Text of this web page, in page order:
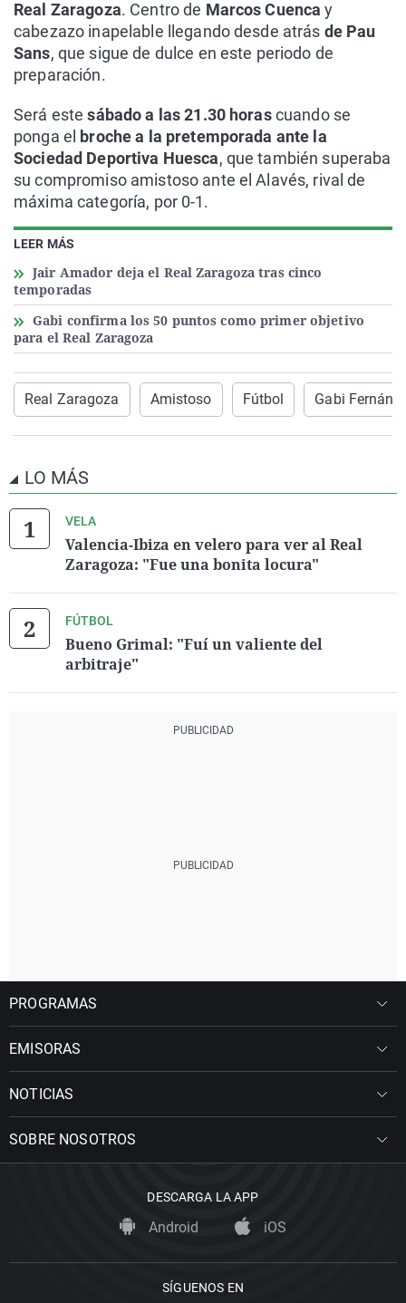
LEER MÁS
Jair Amador deja el Real Zaragoza tras cinco
temporadas
Gabi confirma los 50 puntos como primer objetivo
para el Real Zaragoza
Real Zaragoza. Centro de Marcos Cuenca y
cabezazo inapelable llegando desde atrás de Pau
Sans, que sigue de dulce en este periodo de
preparación.
Será este sábado a las 21.30 horascuando se
ponga el broche a la pretemporada ante la
Sociedad Deportiva Huesca, que también superaba
su compromiso amistoso ante el Alavés, rival de
máxima categoría, por 0-1.
Real Zaragoza Amistoso Fútbol Gabi
LO MÁS
VELA
Valencia-Ibiza en velero para ver al Real
Zaragoza: "Fue una bonita locura"
FÚTBOL
Bueno Grimal: "Fuí un valiente del
arbitraje"
PROGRAMAS
EMISORAS
NOTICIAS
SOBRE NOSOTROS
DESCARGA LA APP
Android iOS
SÍGUENOS EN